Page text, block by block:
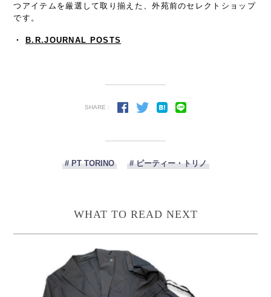
つアイテムを厳選して取り揃えた、外苑前のセレクトショップ
です。
・ B.R.JOURNAL POSTS
SHARE :
# PT TORINO # ピーティー・トリノ
WHAT TO READ NEXT